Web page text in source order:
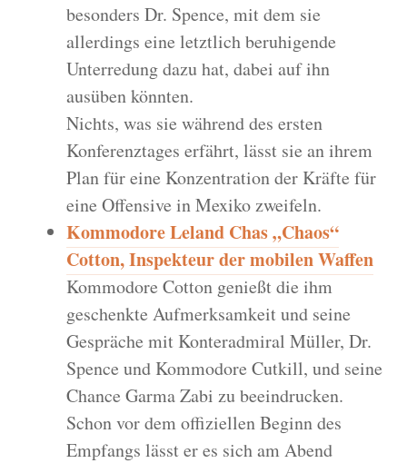
besonders Dr. Spence, mit dem sie
allerdings eine letztlich beruhigende
Unterredung dazu hat, dabei auf ihn
ausüben könnten.
Nichts, was sie während des ersten
Konferenztages erfährt, lässt sie an ihrem
Plan für eine Konzentration der Kräfte für
eine Offensive in Mexiko zweifeln.
Kommodore Leland Chas „Chaos“
Cotton, Inspekteur der mobilen Waffen
Kommodore Cotton genießt die ihm
geschenkte Aufmerksamkeit und seine
Gespräche mit Konteradmiral Müller, Dr.
Spence und Kommodore Cutkill, und seine
Chance Garma Zabi zu beeindrucken.
Schon vor dem offiziellen Beginn des
Empfangs lässt er es sich am Abend